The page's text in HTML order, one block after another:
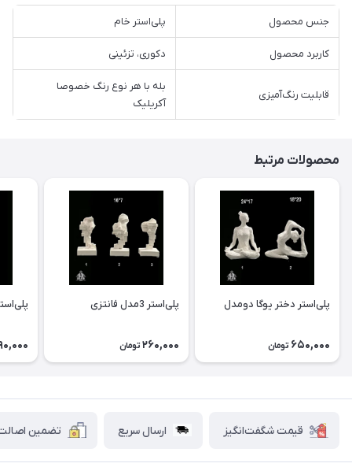
جنس محصول پلی‌استر خام
کاربرد محصول دکوری، تزئینی
قابلیت رنگ‌آمیزی
بله با هر نوع رنگ خصوصا
آکریلیک
محصولات مرتبط
پلی‌استر دختر یوگا دومدل
650,000 تومان
پلی‌استر 3مدل فانتزی
260,000 تومان
قیمت شگفت‌انگیز ارسال سریع تضمین اصالت